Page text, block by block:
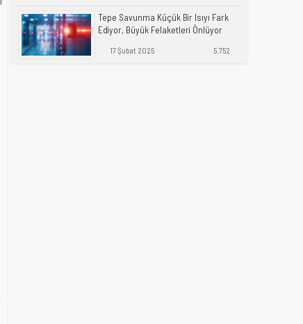
Tepe Savunma Küçük Bir Isıyı Fark
Ediyor, Büyük Felaketleri Önlüyor
17 Şubat 2025 5.752